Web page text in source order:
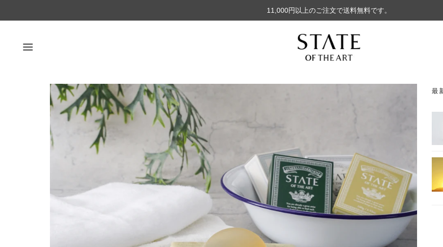
11,000円以上のご注文で送料無料です。
最